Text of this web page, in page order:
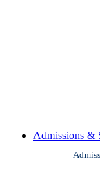
Admissions &